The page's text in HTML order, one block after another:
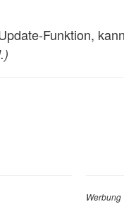
Funktion,
Werbung